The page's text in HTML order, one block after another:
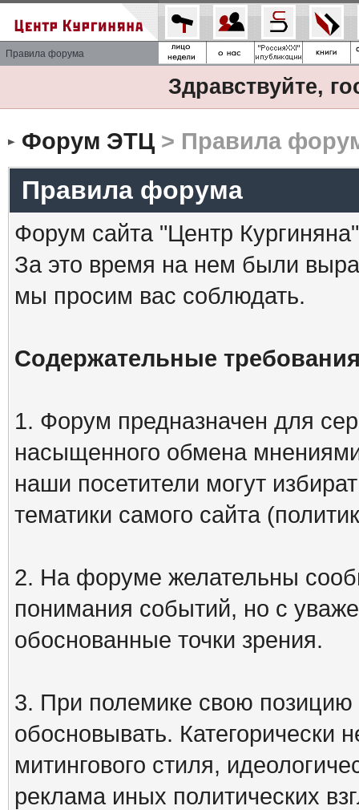
Правила форума
Здравствуйте,
Форум ЭТЦ> Правила
Правила форума
Форум сайта "Центр
За это время на нем были
мы просим вас соблюдать.
Содержательные
1. Форум предназначен для
насыщенного обмена
наши посетители могут
тематики самого сайта
2. На форуме желательны
понимания событий, но с
обоснованные точки зрения.
3. При полемике свою
обосновывать. Категорически
митингового стиля,
реклама иных политических